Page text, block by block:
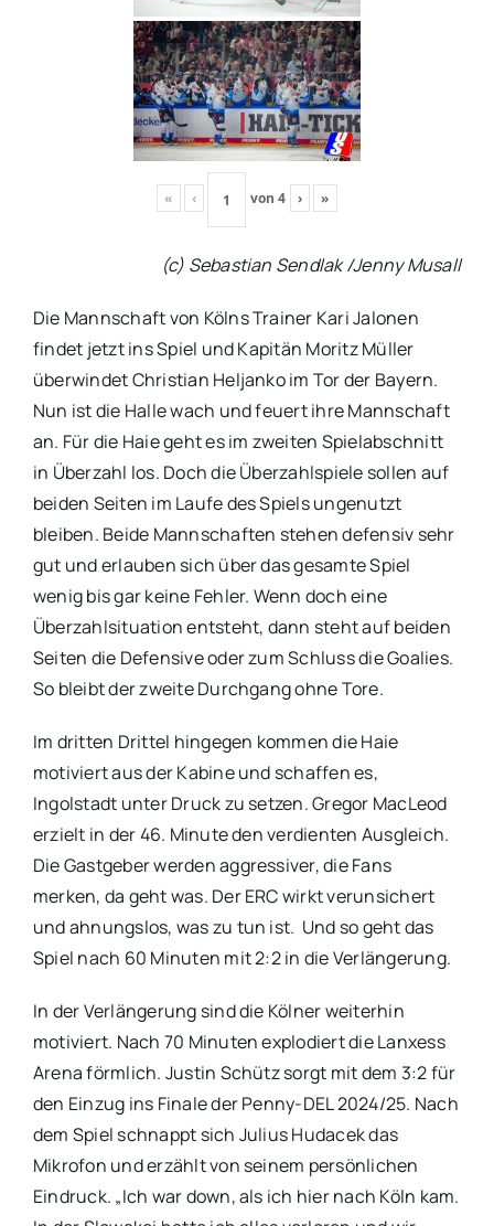
« ‹ von4 › »
(c) Sebastian Sendlak /Jenny Musall
Die Mannschaft von Kölns Trainer Kari Jalonen
findet jetzt ins Spiel und Kapitän Moritz Müller
überwindet Christian Heljanko im Tor der Bayern.
Nun ist die Halle wach und feuert ihre Mannschaft
an. Für die Haie geht es im zweiten Spielabschnitt
in Überzahl los. Doch die Überzahlspiele sollen auf
beiden Seiten im Laufe des Spiels ungenutzt
bleiben. Beide Mannschaften stehen defensiv sehr
gut und erlauben sich über das gesamte Spiel
wenig bis gar keine Fehler. Wenn doch eine
Überzahlsituation entsteht, dann steht auf beiden
Seiten die Defensive oder zum Schluss die Goalies.
So bleibt der zweite Durchgang ohne Tore.
Im dritten Drittel hingegen kommen die Haie
motiviert aus der Kabine und schaffen es,
Ingolstadt unter Druck zu setzen. Gregor MacLeod
erzielt in der 46. Minute den verdienten Ausgleich.
Die Gastgeber werden aggressiver, die Fans
merken, da geht was. Der ERC wirkt verunsichert
und ahnungslos, was zu tun ist. Und so geht das
Spiel nach 60 Minuten mit 2:2 in die Verlängerung.
In der Verlängerung sind die Kölner weiterhin
motiviert. Nach 70 Minuten explodiert die Lanxess
Arena förmlich. Justin Schütz sorgt mit dem 3:2 für
den Einzug ins Finale der Penny-DEL 2024/25. Nach
dem Spiel schnappt sich Julius Hudacek das
Mikrofon und erzählt von seinem persönlichen
Eindruck. „Ich war down, als ich hier nach Köln kam.